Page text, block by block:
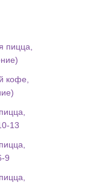
пицца,
кофе,
13
9